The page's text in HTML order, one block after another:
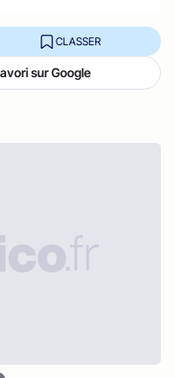
CLASSER
sur Google